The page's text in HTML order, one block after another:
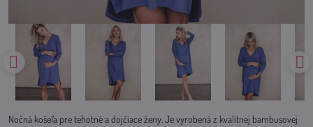
Nočná košeľa pre tehotné a dojčiace ženy. Je vyrobená z kvalitnej bambusovej